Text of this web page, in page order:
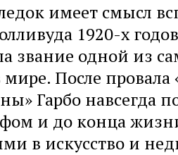
имеет смысл
1920-х
звание одной из
После провала
Гарбо навсегда
и до конца
в искусство и